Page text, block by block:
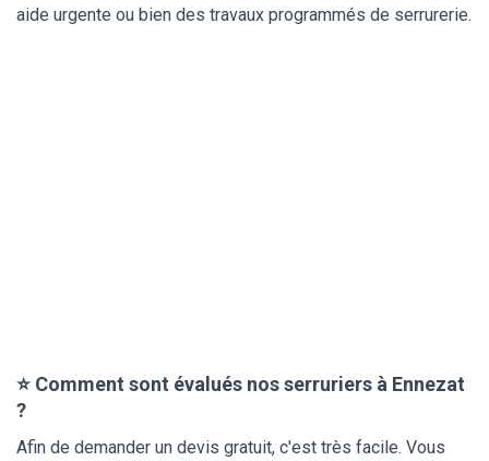
aide urgente ou bien des travaux programmés de serrurerie.
⭐ Comment sont évalués nos serruriers à Ennezat
?
Afin de demander un devis gratuit, c'est très facile. Vous